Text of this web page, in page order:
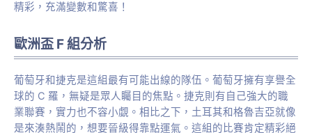
精彩，充滿變數和驚喜！
歐洲盃 F 組分析
葡萄牙和捷克是這組最有可能出線的隊伍。葡萄牙擁有享譽全
球的 C 羅，無疑是眾人矚目的焦點。捷克則有自己強大的職
業聯賽，實力也不容小覷。相比之下，土耳其和格魯吉亞就像
是來湊熱鬧的，想要晉級得靠點運氣。這組的比賽肯定精彩絕